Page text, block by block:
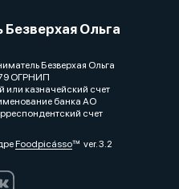
Ольга
Безверхая Ольга
ОГРНИП
или казначейский счет
банка АО
счет
Foodpicássover. 3.2